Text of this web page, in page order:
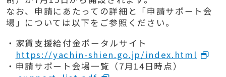
なお、申請にあたっての詳細と「申請サポート会
場」については以下をご参照ください。
・家賃支援給付金ポータルサイト
https://yachin-shien.go.jp/index.html
・申請サポート会場一覧（7月14日時点）